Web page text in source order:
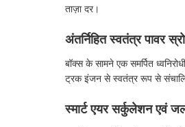
ताज़ा दर।
अंतर्निहित स्वतंत्र पावर
बॉक्स के सामने एक समर्पित
ट्रक इंजन से स्वतंत्र रूप से
स्मार्ट एयर सर्कुलेशन एवं